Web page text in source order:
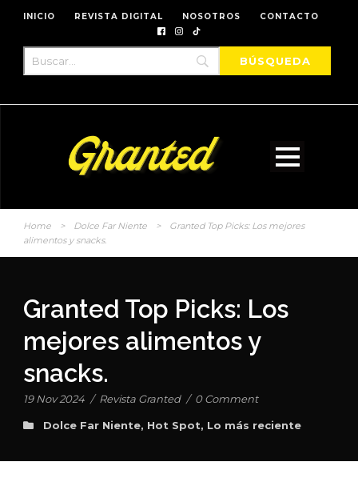
INICIO REVISTA DIGITAL NOSOTROS CONTACTO
Home > Dolce Far Niente >
Granted Top Picks: Los mejores
alimentos y snacks.
Granted Top Picks: Los
mejores alimentos y
snacks.
19 Nov 2024 / Revista Granted / 0 Comment
Dolce Far Niente, Hot Spot, Lo más reciente